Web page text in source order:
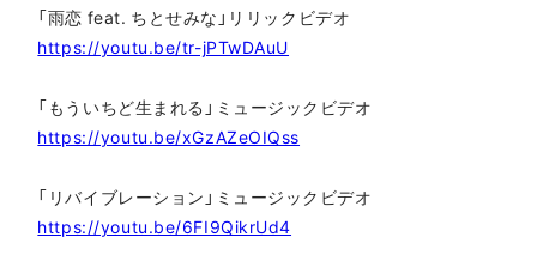
「雨恋 feat. ちとせみな」リリックビデオ
https://youtu.be/tr-jPTwDAuU
「もういちど生まれる」ミュージックビデオ
https://youtu.be/xGzAZeOIQss
「リバイブレーション」ミュージックビデオ
https://youtu.be/6FI9QikrUd4